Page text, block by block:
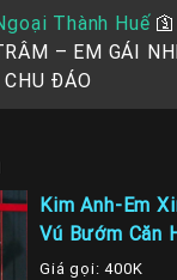
Thành Huế🛐
– EM GÁI
ĐÁO
Kim Anh-Em
Vú Bướm Căn
Giá gọi: 400K